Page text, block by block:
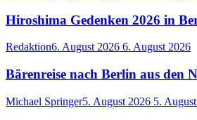
Hiroshima Gedenken 2026 in
Redaktion6. August 2026 6. August 2026
Bärenreise nach Berlin aus den
Michael Springer5. August 2026 5.